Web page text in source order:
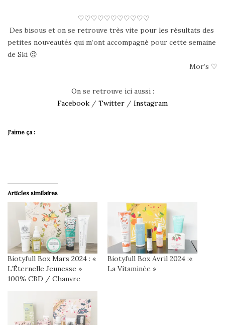
♡♡♡♡♡♡♡♡♡♡♡
Des bisous et on se retrouve très vite pour les résultats des
petites nouveautés qui m’ont accompagné pour cette semaine
de Ski 😉
Mor’s ♡
On se retrouve ici aussi :
Facebook / Twitter / Instagram
J’aime ça :
Articles similaires
Biotyfull Box Mars 2024 : «
L’Éternelle Jeunesse »
100% CBD / Chanvre
Biotyfull Box Avril 2024 :«
La Vitaminée »